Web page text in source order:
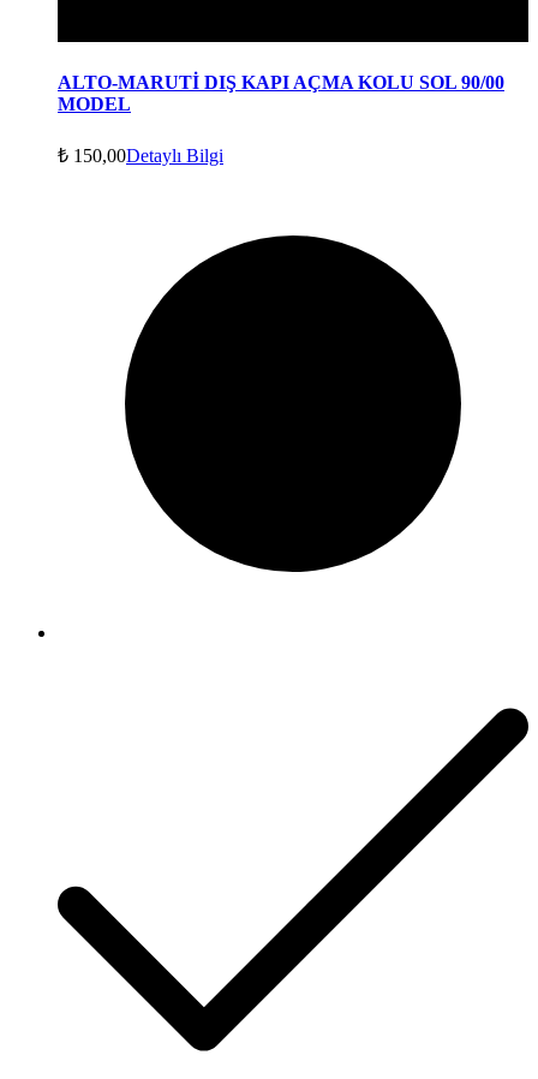
ALTO-MARUTİ DIŞ KAPI AÇMA KOLU SOL 90/00
MODEL
₺ 150,00Detaylı Bilgi